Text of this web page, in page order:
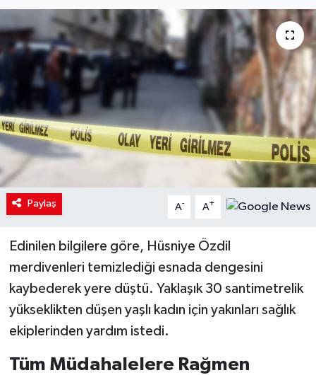
Paylaş A- A+
Edinilen bilgilere göre, Hüsniye Özdil
merdivenleri temizlediği esnada dengesini
kaybederek yere düştü. Yaklaşık 30 santimetrelik
yükseklikten düşen yaşlı kadın için yakınları sağlık
ekiplerinden yardım istedi.
Tüm Müdahalelere Rağmen